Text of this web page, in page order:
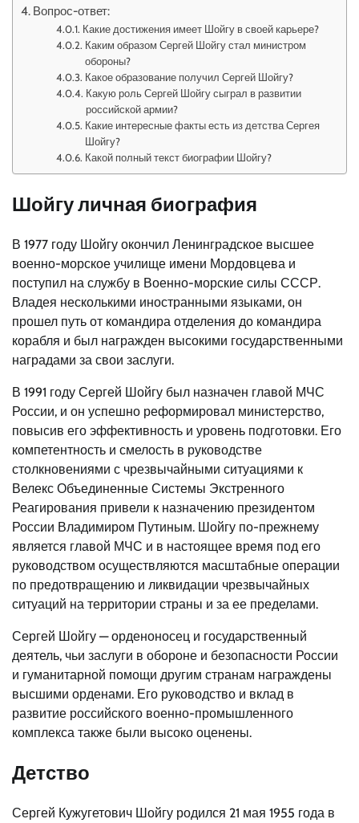
Вопрос-ответ:
Какие достижения имеет Шойгу в своей карьере?
Каким образом Сергей Шойгу стал министром
обороны?
Какое образование получил Сергей Шойгу?
Какую роль Сергей Шойгу сыграл в развитии
российской армии?
Какие интересные факты есть из детства Сергея
Шойгу?
Какой полный текст биографии Шойгу?
Шойгу личная биография
В 1977 году Шойгу окончил Ленинградское высшее
военно-морское училище имени Мордовцева и
поступил на службу в Военно-морские силы СССР.
Владея несколькими иностранными языками, он
прошел путь от командира отделения до командира
корабля и был награжден высокими государственными
наградами за свои заслуги.
В 1991 году Сергей Шойгу был назначен главой МЧС
России, и он успешно реформировал министерство,
повысив его эффективность и уровень подготовки. Его
компетентность и смелость в руководстве
столкновениями с чрезвычайными ситуациями к
Велекс Объединенные Системы Экстренного
Реагирования привели к назначению президентом
России Владимиром Путиным. Шойгу по-прежнему
является главой МЧС и в настоящее время под его
руководством осуществляются масштабные операции
по предотвращению и ликвидации чрезвычайных
ситуаций на территории страны и за ее пределами.
Сергей Шойгу — орденоносец и государственный
деятель, чьи заслуги в обороне и безопасности России
и гуманитарной помощи другим странам награждены
высшими орденами. Его руководство и вклад в
развитие российского военно-промышленного
комплекса также были высоко оценены.
Детство
Сергей Кужугетович Шойгу родился 21 мая 1955 года в